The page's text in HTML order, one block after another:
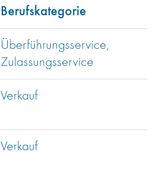
Berufskategorie
Überführungsservice,
Zulassungsservice
Verkauf
Verkauf